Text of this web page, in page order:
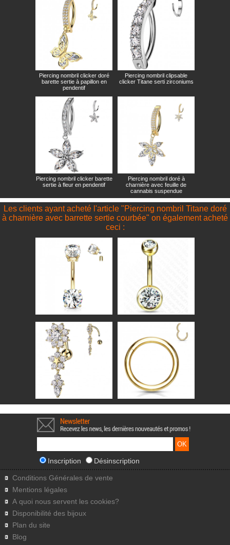
Piercing nombril clicker doré
barette sertie à papillon en
pendentif
Piercing nombril clipsable
clicker Titane serti zirconiums
Piercing nombril clicker barette
sertie à fleur en pendentif
Piercing nombril doré à
charnière avec feuille de
cannabis suspendue
Les clients ayant acheté l'article "Piercing nombril Titane doré
à charnière avec barrette sertie courbée" on également acheté
ceci :
Inscription Désinscription
Conditions Générales de vente
Mentions légales
A quoi nous servent les cookies?
Disponibilité des bijoux
Plan du site
Blog